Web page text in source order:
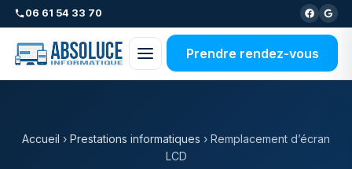
06 61 54 33 70
Prendre rendez-vous
Accueil › Prestations informatiques › Remplacement d’écran
LCD